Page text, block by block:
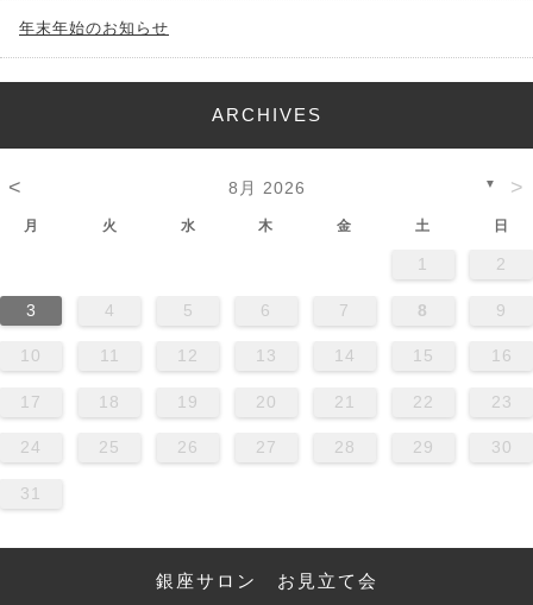
年末年始のお知らせ
ARCHIVES
< 8月 2026 ▼ >
月 火 水 木 金 土 日
1 2
3 4 5 6 7 8 9
10 11 12 13 14 15 16
17 18 19 20 21 22 23
24 25 26 27 28 29 30
31
銀座サロン お見立て会